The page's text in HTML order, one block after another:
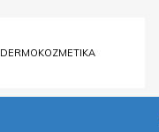
DERMOKOZMETIKA